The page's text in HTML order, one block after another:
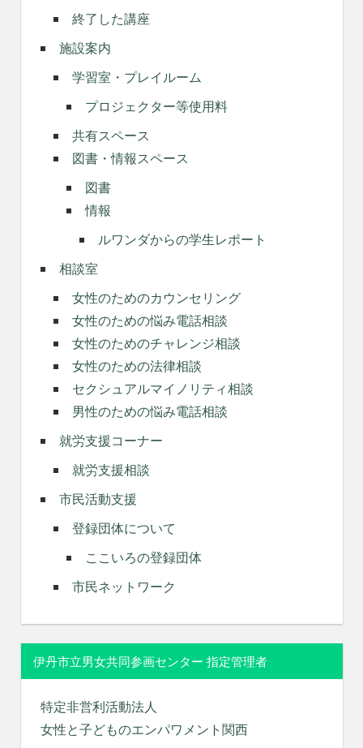
終了した講座
施設案内
学習室・プレイルーム
プロジェクター等使用料
共有スペース
図書・情報スペース
図書
情報
ルワンダからの学生レポート
相談室
女性のためのカウンセリング
女性のための悩み電話相談
女性のためのチャレンジ相談
女性のための法律相談
セクシュアルマイノリティ相談
男性のための悩み電話相談
就労支援コーナー
就労支援相談
市民活動支援
登録団体について
ここいろの登録団体
市民ネットワーク
伊丹市立男女共同参画センター 指定管理者
特定非営利活動法人
女性と子どものエンパワメント関西